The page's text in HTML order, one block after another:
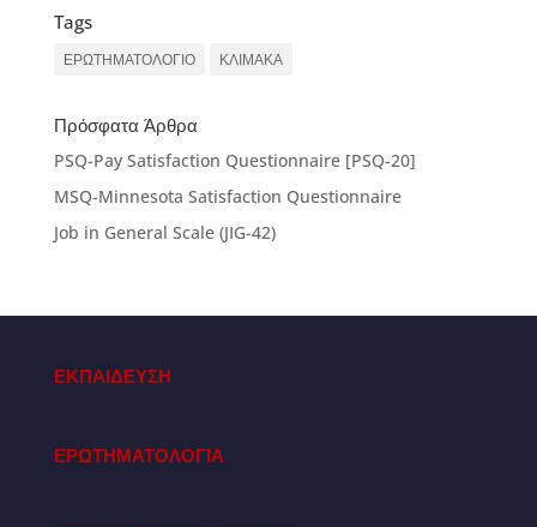
Tags
ΕΡΩΤΗΜΑΤΟΛΟΓΙΟ ΚΛΙΜΑΚΑ
Πρόσφατα Άρθρα
PSQ-Pay Satisfaction Questionnaire [PSQ-20]
MSQ-Minnesota Satisfaction Questionnaire
Job in General Scale (JIG-42)
ΕΚΠΑΙΔΕΥΣΗ
ΕΡΩΤΗΜΑΤΟΛΟΓΙΑ